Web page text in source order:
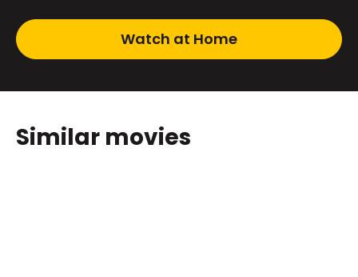
Watch at Home
Similar movies